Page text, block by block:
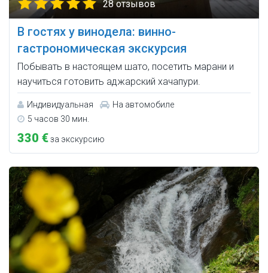
28 отзывов
В гостях у винодела: винно-
гастрономическая экскурсия
Побывать в настоящем шато, посетить марани и
научиться готовить аджарский хачапури.
Индивидуальная
На автомобиле
5 часов 30 мин.
330 €за экскурсию